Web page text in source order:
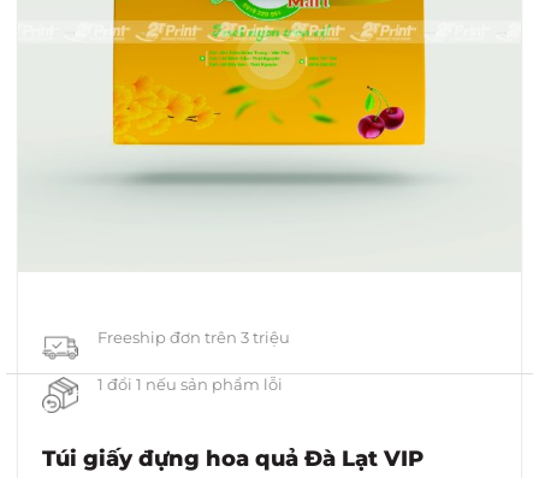
Freeship đơn trên 3 triệu
1 đổi 1 nếu sản phẩm lỗi
Túi giấy đựng hoa quả Đà Lạt VIP